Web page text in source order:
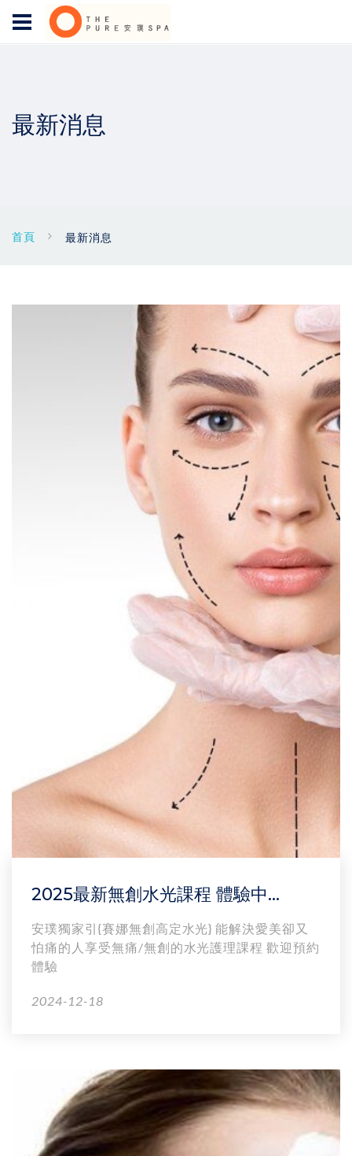
最新消息
首頁 最新消息
2025最新無創水光課程 體驗中...
安璞獨家引{賽娜無創高定水光} 能解決愛美卻又
怕痛的人享受無痛/無創的水光護理課程 歡迎預約
體驗
2024-12-18